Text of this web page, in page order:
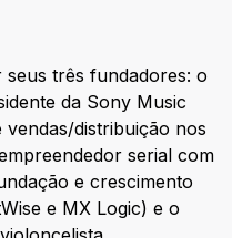
seus três fundadores: o
da Sony Music
vendas/distribuição nos
serial com
e crescimento
e MX Logic) e o